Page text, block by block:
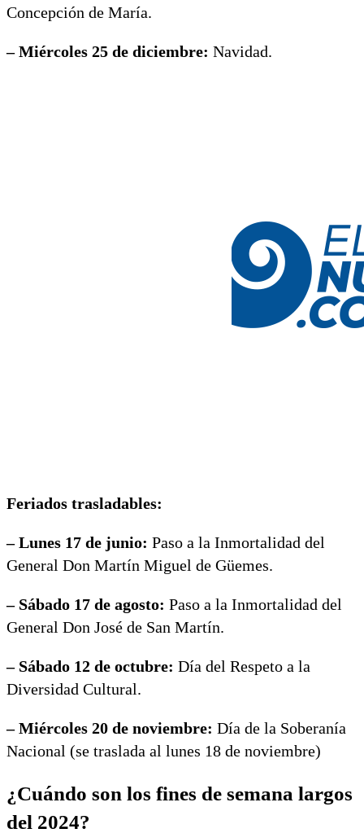
Concepción de María.
– Miércoles 25 de diciembre: Navidad.
Feriados trasladables:
– Lunes 17 de junio: Paso a la Inmortalidad del
General Don Martín Miguel de Güemes.
– Sábado 17 de agosto: Paso a la Inmortalidad del
General Don José de San Martín.
– Sábado 12 de octubre: Día del Respeto a la
Diversidad Cultural.
– Miércoles 20 de noviembre: Día de la Soberanía
Nacional (se traslada al lunes 18 de noviembre)
¿Cuándo son los fines de semana largos
del 2024?